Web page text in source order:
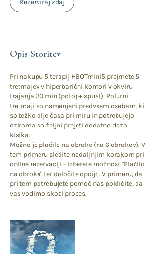
n
Rezerviraj zdaj
Opis Storitev
Pri nakupu 5 terapij HBOTmini5 prejmete 5
tretmajev v hiperbarični komori v okviru
trajanja 30 min (potop+ spust). Polurni
tretmaji so namenjeni predvsem osebam, ki
so težko dlje časa pri miru in potrebujejo
oziroma so željni prejeti dodatno dozo
kisika.
Možno je plačilo na obroke (na 6 obrokov). V
tem primeru sledite nadaljnjim korakom pri
online rezervaciji - izberete možnost "Plačilo
na obroke" ter določite opcijo. V primeru, da
pri tem potrebujete pomoč nas pokličite, da
vas vodimo skozi proces.